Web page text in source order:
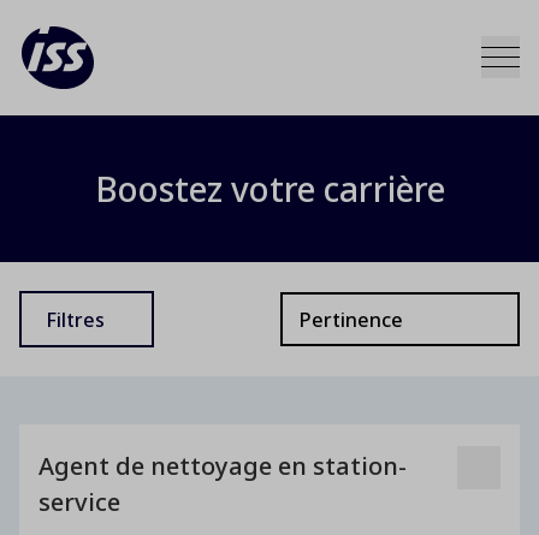
Boostez votre carrière
Filtres
Agent de nettoyage en station-
service